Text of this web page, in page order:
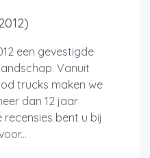
een gevestigde
Vanuit
trucks maken we
dan 12 jaar
bent u bij